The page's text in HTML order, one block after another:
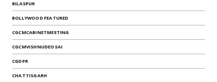
BILASPUR
BOLLYWOOD FEATURED
CGCMCABINETMEETING
CGCMVISHNUDEOSAI
CGDPR
CHATTISGARH